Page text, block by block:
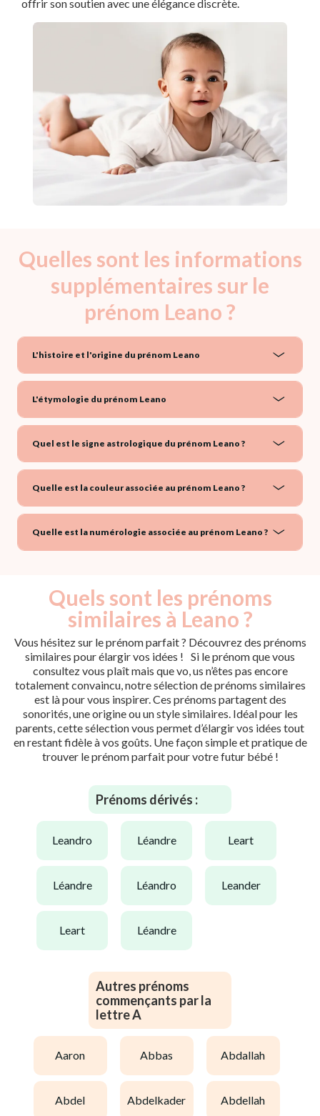
offrir son soutien avec une élégance discrète.
Quelles sont les informations
supplémentaires sur le
prénom Leano ?
L'histoire et l'origine du prénom Leano
L'étymologie du prénom Leano
Quel est le signe astrologique du prénom Leano ?
Quelle est la couleur associée au prénom Leano ?
Quelle est la numérologie associée au prénom Leano ?
Quels sont les prénoms
similaires à Leano ?
Vous hésitez sur le prénom parfait ? Découvrez des prénoms
similaires pour élargir vos idées ! Si le prénom que vous
consultez vous plaît mais que vo, us n’êtes pas encore
totalement convaincu, notre sélection de prénoms similaires
est là pour vous inspirer. Ces prénoms partagent des
sonorités, une origine ou un style similaires. Idéal pour les
parents, cette sélection vous permet d’élargir vos idées tout
en restant fidèle à vos goûts. Une façon simple et pratique de
trouver le prénom parfait pour votre futur bébé !
Prénoms dérivés :
leandro léandre leart
léandre léandro leander
leart léandre
Autres prénoms
commençants par la
lettre A
aaron abbas abdallah
abdel abdelkader abdellah